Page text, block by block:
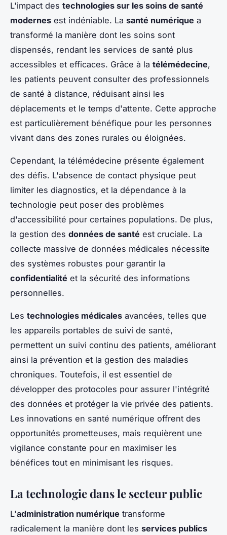
L'impact des technologies sur les soins de santé
modernes est indéniable. La santé numérique a
transformé la manière dont les soins sont
dispensés, rendant les services de santé plus
accessibles et efficaces. Grâce à la télémédecine,
les patients peuvent consulter des professionnels
de santé à distance, réduisant ainsi les
déplacements et le temps d'attente. Cette approche
est particulièrement bénéfique pour les personnes
vivant dans des zones rurales ou éloignées.
Cependant, la télémédecine présente également
des défis. L'absence de contact physique peut
limiter les diagnostics, et la dépendance à la
technologie peut poser des problèmes
d'accessibilité pour certaines populations. De plus,
la gestion des données de santé est cruciale. La
collecte massive de données médicales nécessite
des systèmes robustes pour garantir la
confidentialité et la sécurité des informations
personnelles.
Les technologies médicales avancées, telles que
les appareils portables de suivi de santé,
permettent un suivi continu des patients, améliorant
ainsi la prévention et la gestion des maladies
chroniques. Toutefois, il est essentiel de
développer des protocoles pour assurer l'intégrité
des données et protéger la vie privée des patients.
Les innovations en santé numérique offrent des
opportunités prometteuses, mais requièrent une
vigilance constante pour en maximiser les
bénéfices tout en minimisant les risques.
La technologie dans le secteur public
L'administration numérique transforme
radicalement la manière dont les services publics